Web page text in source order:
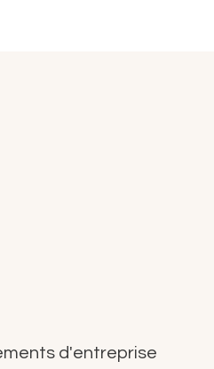
d'entreprise